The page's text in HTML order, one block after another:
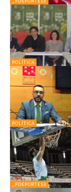
POLÍTICA
POLÍTICA
_PDEPORTES3